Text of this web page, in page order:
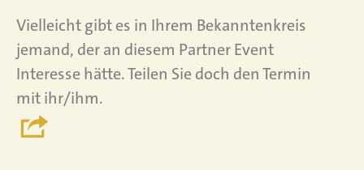
Vielleicht gibt es in Ihrem Bekanntenkreis
jemand, der an diesem Partner Event
Interesse hätte. Teilen Sie doch den Termin
mit ihr/ihm.